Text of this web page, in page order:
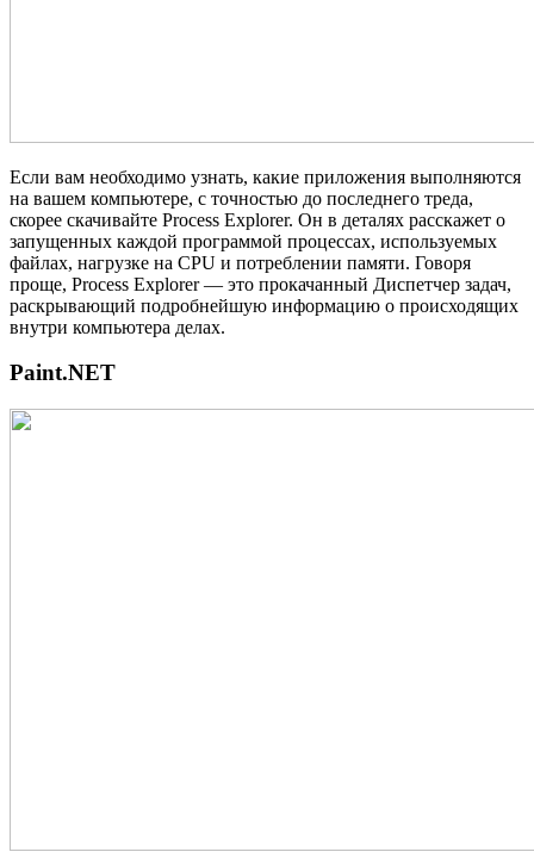
Если вам необходимо узнать, какие приложения выполняются
на вашем компьютере, с точностью до последнего треда,
скорее скачивайте Process Explorer. Он в деталях расскажет о
запущенных каждой программой процессах, используемых
файлах, нагрузке на CPU и потреблении памяти. Говоря
проще, Process Explorer — это прокачанный Диспетчер задач,
раскрывающий подробнейшую информацию о происходящих
внутри компьютера делах.
Paint.NET